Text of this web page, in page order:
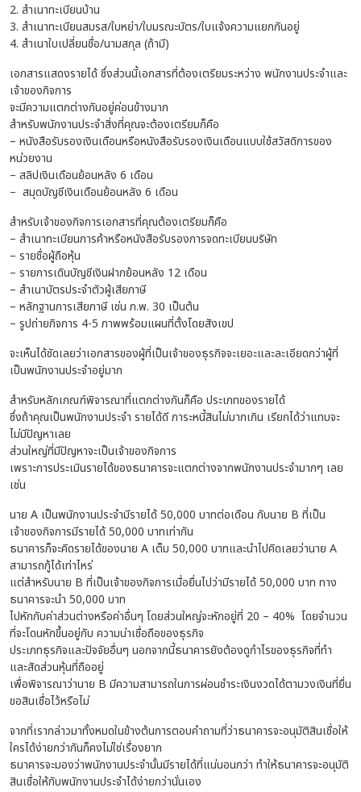
2. สำเนาทะเบียนบ้าน
3. สำเนาทะเบียนสมรส/ใบหย่า/ใบมรณะบัตร/ใบแจ้งความแยกกันอยู่
4. สำเนาใบเปลี่ยนชื่อ/นามสกุล (ถ้ามี)
เอกสารแสดงรายได้ ซึ่งส่วนนี้เอกสารที่ต้องเตรียมระหว่าง พนักงานประจำและ
เจ้าของกิจการ
จะมีความแตกต่างกันอยู่ค่อนข้างมาก
สำหรับพนักงานประจำสิ่งที่คุณจะต้องเตรียมก็คือ
– หนังสือรับรองเงินเดือนหรือหนังสือรับรองเงินเดือนแบบใช้สวัสดิการของ
หน่วยงาน
– สลิปเงินเดือนย้อนหลัง 6 เดือน
– สมุดบัญชีเงินเดือนย้อนหลัง 6 เดือน
สำหรับเจ้าของกิจการเอกสารที่คุณต้องเตรียมก็คือ
– สำเนาทะเบียนการค้าหรือหนังสือรับรองการจดทะเบียนบริษัท
– รายชื่อผู้ถือหุ้น
– รายการเดินบัญชีเงินฝากย้อนหลัง 12 เดือน
– สำเนาบัตรประจำตัวผู้เสียภาษี
– หลักฐานการเสียภาษี เช่น ภ.พ. 30 เป็นต้น
– รูปถ่ายกิจการ 4-5 ภาพพร้อมแผนที่ตั้งโดยสังเขป
จะเห็นได้ชัดเลยว่าเอกสารของผู้ที่เป็นเจ้าของธุรกิจจะเยอะและละเอียดกว่าผู้ที่
เป็นพนักงานประจำอยู่มาก
สำหรับหลักเกณฑ์พิจารณาที่แตกต่างกันก็คือ ประเภทของรายได้
ซึ่งถ้าคุณเป็นพนักงานประจำ รายได้ดี ภาระหนี้สินไม่มากเกิน เรียกได้ว่าแทบจะ
ไม่มีปัญหาเลย
ส่วนใหญ่ที่มีปัญหาจะเป็นเจ้าของกิจการ
เพราะการประเมินรายได้ของธนาคารจะแตกต่างจากพนักงานประจำมากๆ เลย
เช่น
นาย A เป็นพนักงานประจำมีรายได้ 50,000 บาทต่อเดือน กับนาย B ที่เป็น
เจ้าของกิจการมีรายได้ 50,000 บาทเท่ากัน
ธนาคารก็จะคิดรายได้ของนาย A เต็ม 50,000 บาทและนำไปคิดเลยว่านาย A
สามารถกู้ได้เท่าไหร่
แต่สำหรับนาย B ที่เป็นเจ้าของกิจการเมื่อยื่นไปว่ามีรายได้ 50,000 บาท ทาง
ธนาคารจะนำ 50,000 บาท
ไปหักกับค่าส่วนต่างหรือค่าอื่นๆ โดยส่วนใหญ่จะหักอยู่ที่ 20 – 40% โดยจำนวน
ที่จะโดนหักขึ้นอยู่กับ ความน่าเชื่อถือของธุรกิจ
ประเภทธุรกิจและปัจจัยอื่นๆ นอกจากนี้ธนาคารยังต้องดูกำไรของธุรกิจที่ทำ
และสัดส่วนหุ้นที่ถืออยู่
เพื่อพิจารณาว่านาย B มีความสามารถในการผ่อนชำระเงินงวดได้ตามวงเงินที่ยื่น
ขอสินเชื่อไว้หรือไม่
จากที่เรากล่าวมาทั้งหมดในข้างต้นการตอบคำถามที่ว่าธนาคารจะอนุมัติสินเชื่อให้
ใครได้ง่ายกว่ากันก็คงไม่ใช่เรื่องยาก
ธนาคารจะมองว่าพนักงานประจำนั้นมีรายได้ที่แน่นอนกว่า ทำให้ธนาคารจะอนุมัติ
สินเชื่อให้กับพนักงานประจำได้ง่ายกว่านั่นเอง